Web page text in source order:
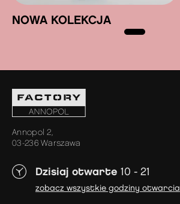
NOWA KOLEKCJA
Annopol 2,
03-236 Warszawa
Dzisiaj otwarte 10 - 21
zobacz wszystkie godziny otwarcia